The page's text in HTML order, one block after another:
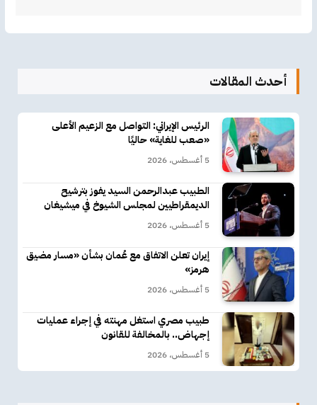
أحدث المقالات
الرئيس الإيراني: التواصل مع الزعيم الأعلى
«صعب للغاية» حاليًا
5 أغسطس، 2026
الطبيب عبدالرحمن السيد يفوز بترشيح
الديمقراطيين لمجلس الشيوخ في ميشيغان
5 أغسطس، 2026
إيران تعلن الاتفاق مع عُمان بشأن «مسار مضيق
هرمز»
5 أغسطس، 2026
طبيب مصري استغل مهنته في إجراء عمليات
إجهاض.. بالمخالفة للقانون
5 أغسطس، 2026